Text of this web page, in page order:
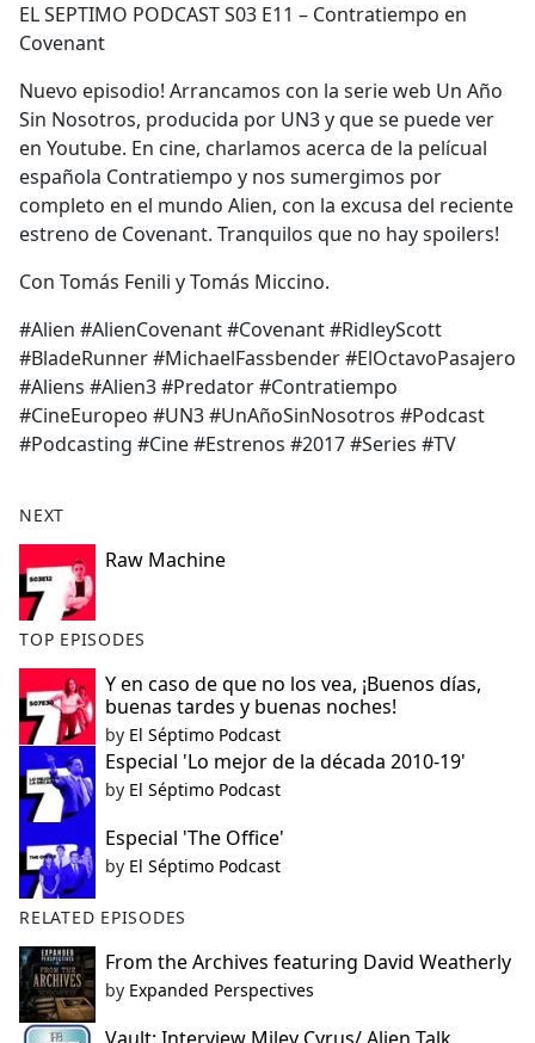
b
o
o
k
EL SEPTIMO PODCAST S03 E11 – Contratiempo en
Covenant
Nuevo episodio! Arrancamos con la serie web Un Año
Sin Nosotros, producida por UN3 y que se puede ver
en Youtube. En cine, charlamos acerca de la pelícual
española Contratiempo y nos sumergimos por
completo en el mundo Alien, con la excusa del reciente
estreno de Covenant. Tranquilos que no hay spoilers!
Con Tomás Fenili y Tomás Miccino.
#Alien #AlienCovenant #Covenant #RidleyScott
#BladeRunner #MichaelFassbender #ElOctavoPasajero
#Aliens #Alien3 #Predator #Contratiempo
#CineEuropeo #UN3 #UnAñoSinNosotros #Podcast
#Podcasting #Cine #Estrenos #2017 #Series #TV
NEXT
Raw Machine
TOP EPISODES
Y en caso de que no los vea, ¡Buenos días,
buenas tardes y buenas noches!
by El Séptimo Podcast
Especial 'Lo mejor de la década 2010-19'
by El Séptimo Podcast
Especial 'The Office'
by El Séptimo Podcast
RELATED EPISODES
From the Archives featuring David Weatherly
by Expanded Perspectives